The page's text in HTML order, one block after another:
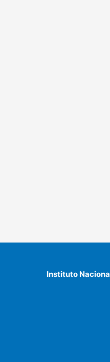
Instituto